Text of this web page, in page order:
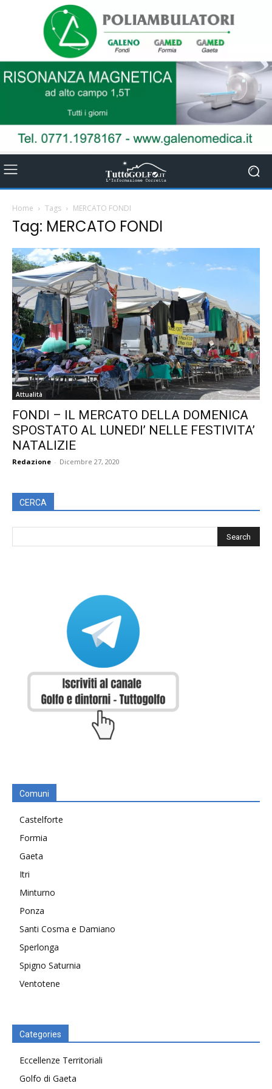
Home Tags MERCATO FONDI
Tag: MERCATO FONDI
Attualità
FONDI – IL MERCATO DELLA DOMENICA
SPOSTATO AL LUNEDI’ NELLE FESTIVITA’
NATALIZIE
Redazione - Dicembre 27, 2020
CERCA
Comuni
Castelforte
Formia
Gaeta
Itri
Minturno
Ponza
Santi Cosma e Damiano
Sperlonga
Spigno Saturnia
Ventotene
Categories
Eccellenze Territoriali
Golfo di Gaeta